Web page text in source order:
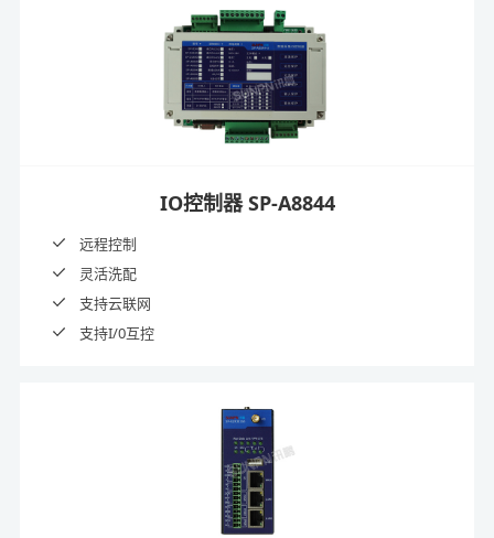
IO控制器 SP-A8844
远程控制
灵活洗配
支持云联网
支持I/0互控